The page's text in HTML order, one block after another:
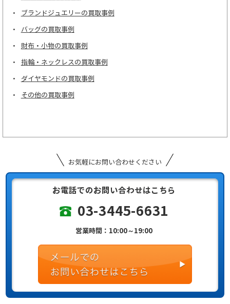
ブランドジュエリーの買取事例
バッグの買取事例
財布・小物の買取事例
指輪・ネックレスの買取事例
ダイヤモンドの買取事例
その他の買取事例
お気軽にお問い合わせください
お電話でのお問い合わせはこちら
03-3445-6631
営業時間：10:00～19:00